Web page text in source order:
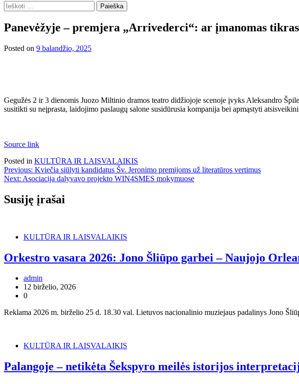
Ieškoti:
Panevėžyje – premjera „Arrivederci“: ar įmanomas
Posted on 9 balandžio, 2025
Gegužės 2 ir 3 dienomis Juozo Miltinio dramos teatro didžiojoje scenoje įvyks Aleksandro
susitikti su neįprasta, laidojimo paslaugų salone susidūrusia kompanija bei apmąstyti
Source link
Posted in KULTŪRA IR LAISVALAIKIS
Navigacija
tarp
įrašų
Previous: Kviečia siūlyti kandidatus Šv. Jeronimo premijoms už literatūros vertimus
Next: Asociacija dalyvavo projekto WIN4SMES mokymuose
Susiję įrašai
KULTŪRA IR LAISVALAIKIS
Orkestro vasara 2026: Jono Šliūpo garbei – Naujojo
admin
12 birželio, 2026
0
Reklama 2026 m. birželio 25 d. 18.30 val. Lietuvos nacionalinio muziejaus padalinys Jono
KULTŪRA IR LAISVALAIKIS
Palangoje – netikėta Šekspyro meilės istorijos